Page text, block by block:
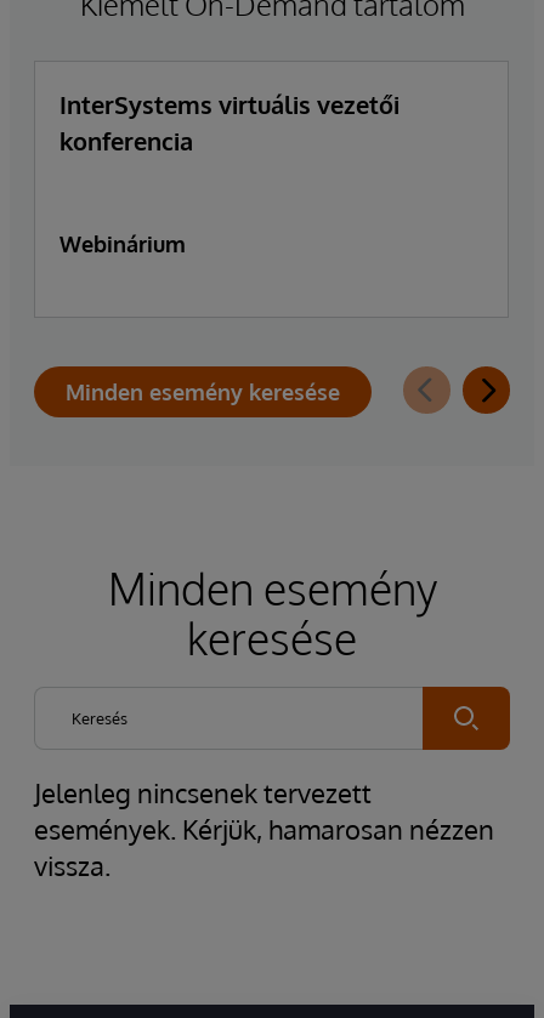
InterSystems virtuális vezetői
konferencia
Webinárium
Minden esemény keresése
Minden esemény
keresése
Submit
Jelenleg nincsenek tervezett
események. Kérjük, hamarosan nézzen
vissza.